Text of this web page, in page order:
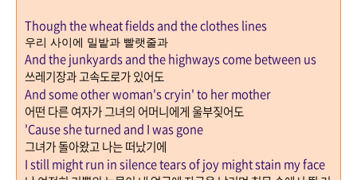
Though the wheat fields and the clothes lines
우리 사이에 밀밭과 빨랫줄과
And the junkyards and the highways come between us
쓰레기장과 고속도로가 있어도
And some other woman's cryin' to her mother
어떤 다른 여자가 그녀의 어머니에게 울부짖어도
'Cause she turned and I was gone
그녀가 돌아왔고 나는 떠났기에
I still might run in silence tears of joy might stain my face